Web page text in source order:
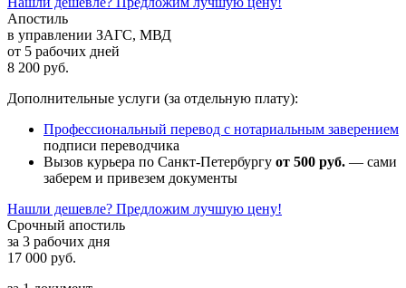
Апостиль
в управлении ЗАГС, МВД
от 5 рабочих дней
8 200 руб.
Дополнительные услуги (за отдельную плату):
Профессиональный перевод с нотариальным заверением
подписи переводчика
Вызов курьера по Санкт-Петербургу от 500 руб. — сами
заберем и привезем документы
Нашли дешевле? Предложим лучшую цену!
Срочный апостиль
за 3 рабочих дня
17 000 руб.